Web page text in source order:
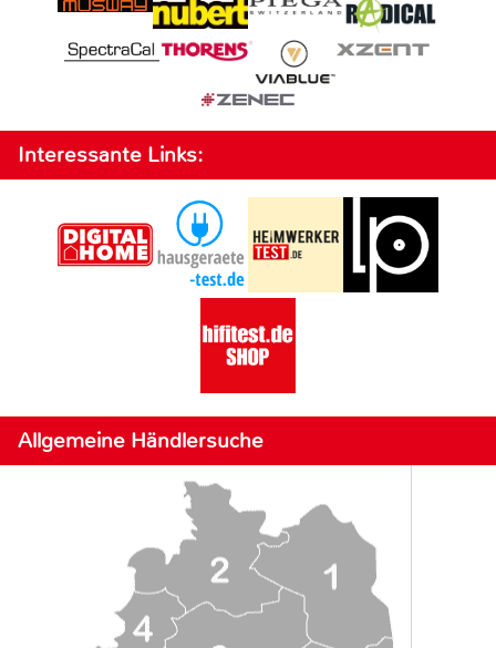
Interessante Links:
Allgemeine Händlersuche